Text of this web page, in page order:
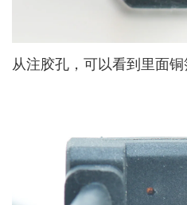
从注胶孔，可以看到里面铜